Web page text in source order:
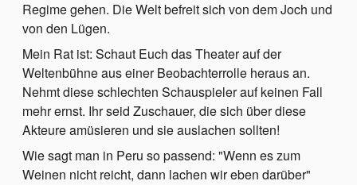
Regime gehen. Die Welt befreit sich von dem Joch und
von den Lügen.
Mein Rat ist: Schaut Euch das Theater auf der
Weltenbühne aus einer Beobachterrolle heraus an.
Nehmt diese schlechten Schauspieler auf keinen Fall
mehr ernst. Ihr seid Zuschauer, die sich über diese
Akteure amüsieren und sie auslachen sollten!
Wie sagt man in Peru so passend: "Wenn es zum
Weinen nicht reicht, dann lachen wir eben darüber"